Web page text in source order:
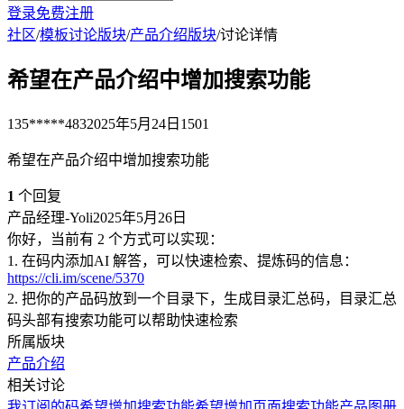
登录免费注册
社区/模板讨论版块/产品介绍版块/讨论详情
希望在产品介绍中增加搜索功能
135*****4832025年5月24日 1501
希望在产品介绍中增加搜索功能
1 个回复
产品经理-Yoli2025年5月26日
你好，当前有 2 个方式可以实现：
1. 在码内添加AI 解答，可以快速检索、提炼码的信息：
https://cli.im/scene/5370
2. 把你的产品码放到一个目录下，生成目录汇总码，目录汇总
码头部有搜索功能可以帮助快速检索
所属版块
产品介绍
相关讨论